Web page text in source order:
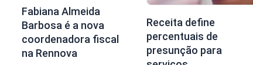
Fabiana Almeida
Barbosa é a nova
coordenadora fiscal
na Rennova
Receita define
percentuais de
presunção para